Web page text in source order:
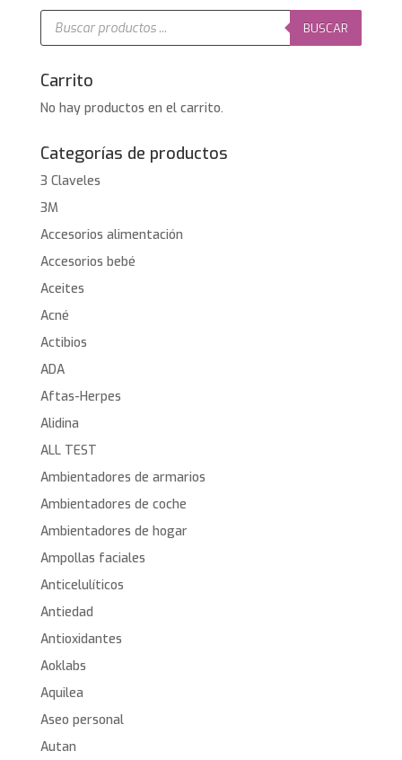
18,95€.12,95€.
Búsqueda
productos
BUSCAR
Carrito
No hay productos en el carrito.
Categorías de productos
3 Claveles
3M
Accesorios alimentación
Accesorios bebé
Aceites
Acné
Actibios
ADA
Aftas-Herpes
Alidina
ALL TEST
Ambientadores de armarios
Ambientadores de coche
Ambientadores de hogar
Ampollas faciales
Anticelulíticos
Antiedad
Antioxidantes
Aoklabs
Aquilea
Aseo personal
Autan